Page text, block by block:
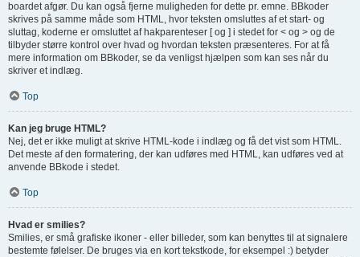
boardet afgør. Du kan også fjerne muligheden for dette pr. emne. BBkoder
skrives på samme måde som HTML, hvor teksten omsluttes af et start- og
sluttag, koderne er omsluttet af hakparenteser [ og ] i stedet for < og > og de
tilbyder større kontrol over hvad og hvordan teksten præsenteres. For at få
mere information om BBkoder, se da venligst hjælpen som kan ses når du
skriver et indlæg.
Top
Kan jeg bruge HTML?
Nej, det er ikke muligt at skrive HTML-kode i indlæg og få det vist som HTML.
Det meste af den formatering, der kan udføres med HTML, kan udføres ved at
anvende BBkode i stedet.
Top
Hvad er smilies?
Smilies, er små grafiske ikoner - eller billeder, som kan benyttes til at signalere
bestemte følelser. De bruges via en kort tekstkode, for eksempel :) betyder